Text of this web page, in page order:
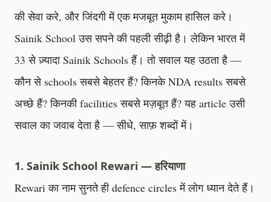
की सेवा करे, और जिंदगी में एक मजबूत मुकाम हासिल करे।
Sainik School उस सपने की पहली सीढ़ी है। लेकिन भारत में
33 से ज़्यादा Sainik Schools हैं। तो सवाल यह उठता है —
कौन से schools सबसे बेहतर हैं? किनके NDA results सबसे
अच्छे हैं? किनकी facilities सबसे मज़बूत हैं? यह article उसी
सवाल का जवाब देता है — सीधे, साफ़ शब्दों में।
1. Sainik School Rewari — हरियाणा
Rewari का नाम सुनते ही defence circles में लोग ध्यान देते हैं।